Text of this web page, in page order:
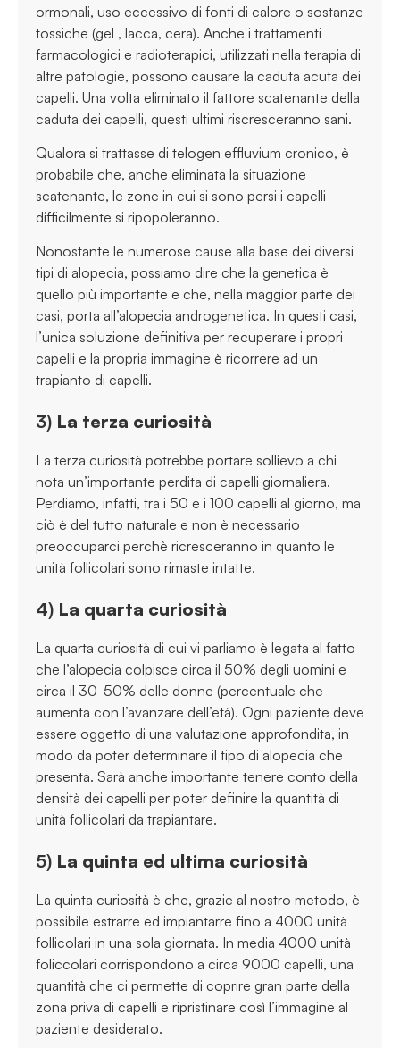
ormonali, uso eccessivo di fonti di calore o sostanze
tossiche (gel , lacca, cera). Anche i trattamenti
farmacologici e radioterapici, utilizzati nella terapia di
altre patologie, possono causare la caduta acuta dei
capelli. Una volta eliminato il fattore scatenante della
caduta dei capelli, questi ultimi riscresceranno sani.
Qualora si trattasse di telogen effluvium cronico, è
probabile che, anche eliminata la situazione
scatenante, le zone in cui si sono persi i capelli
difficilmente si ripopoleranno.
Nonostante le numerose cause alla base dei diversi
tipi di alopecia, possiamo dire che la genetica è
quello più importante e che, nella maggior parte dei
casi, porta all’alopecia androgenetica. In questi casi,
l’unica soluzione definitiva per recuperare i propri
capelli e la propria immagine è ricorrere ad un
trapianto di capelli.
3) La terza curiosità
La terza curiosità potrebbe portare sollievo a chi
nota un’importante perdita di capelli giornaliera.
Perdiamo, infatti, tra i 50 e i 100 capelli al giorno, ma
ciò è del tutto naturale e non è necessario
preoccuparci perchè ricresceranno in quanto le
unità follicolari sono rimaste intatte.
4) La quarta curiosità
La quarta curiosità di cui vi parliamo è legata al fatto
che l’alopecia colpisce circa il 50% degli uomini e
circa il 30-50% delle donne (percentuale che
aumenta con l’avanzare dell’età). Ogni paziente deve
essere oggetto di una valutazione approfondita, in
modo da poter determinare il tipo di alopecia che
presenta. Sarà anche importante tenere conto della
densità dei capelli per poter definire la quantità di
unità follicolari da trapiantare.
5) La quinta ed ultima curiosità
La quinta curiosità è che, grazie al nostro metodo, è
possibile estrarre ed impiantarre fino a 4000 unità
follicolari in una sola giornata. In media 4000 unità
foliccolari corrispondono a circa 9000 capelli, una
quantità che ci permette di coprire gran parte della
zona priva di capelli e ripristinare così l’immagine al
paziente desiderato.